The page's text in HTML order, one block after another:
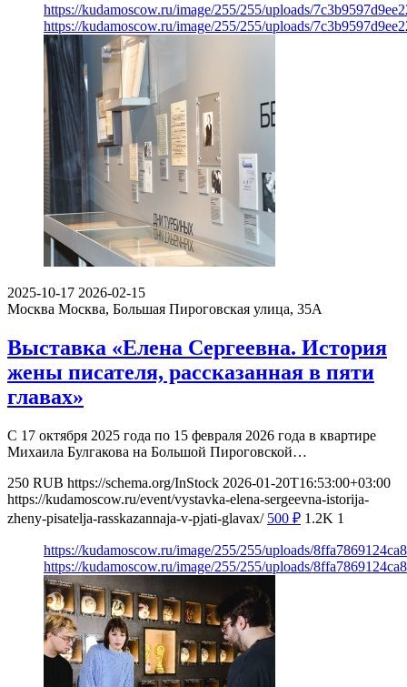
https://kudamoscow.ru/image/255/255/uploads/
https://kudamoscow.ru/image/255/255/uploads/
2025-10-17 2026-02-15
Москва Москва, Большая Пироговская улица, 35А
Выставка «Елена Сергеевна. История
жены писателя, рассказанная в пяти
главах»
С 17 октября 2025 года по 15 февраля 2026 года в квартире
Михаила Булгакова на Большой Пироговской…
250 RUB https://schema.org/InStock 2026-01-20T16:53:00+03:00
https://kudamoscow.ru/event/vystavka-elena-sergeevna-istorija-
zheny-pisatelja-rasskazannaja-v-pjati-glavax/ 500 ₽ 1.2K 1
https://kudamoscow.ru/image/255/255/uploads/
https://kudamoscow.ru/image/255/255/uploads/